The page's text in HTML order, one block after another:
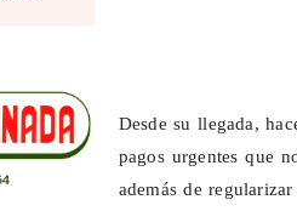
Desde su llegada,
pagos urgentes que
además de